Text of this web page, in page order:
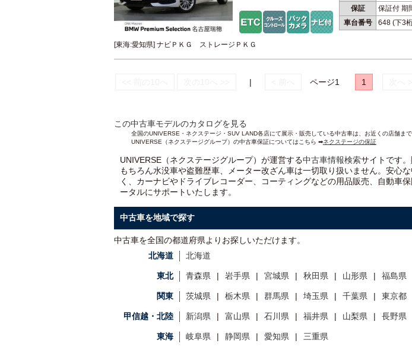
保証
保証付 期
車台番号
648 (下3
[東海:愛知県] ナビＰＫＧ ストレージＰＫＧ
| ページ1 1
この中古車モデルのカタログを見る
全国のUNIVERSE・ネクステージ・SUV LAND各店にて展示・販売している中古車は、お近くの店舗ま
UNIVERSE（ネクステージグループ）の中古車保証についてはこちら ➡ネクステージの保証
UNIVERSE（ネクステージグループ）が運営する中古車情報検索サイトです
もちろん水没車や盗難歴車、メーター改ざん車は一切取り扱いません。安心な
く、カーナビやドライブレコーダー、コーティングなどの用品販売、自動車
ータルにサポートいたします。
中古車を地域で探す
中古車を全国の都道府県よりお探しいただけます。
北海道
北海道
東北 青森県 岩手県 宮城県 秋田県 山形県 福島県
関東 茨城県 栃木県 群馬県 埼玉県 千葉県 東京都
甲信越・北陸 新潟県 富山県 石川県 福井県 山梨県 長野県
東海 岐阜県 静岡県 愛知県 三重県